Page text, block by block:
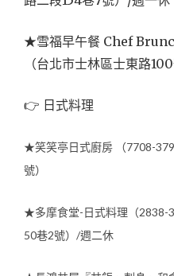
★雪福早午餐 Chef
（台北市士林區士東路
👉 日式料理
★笑笑亭日式廚房 （7708-
號）
★多摩食堂-日式料理（2838-
50巷2號）/週二休